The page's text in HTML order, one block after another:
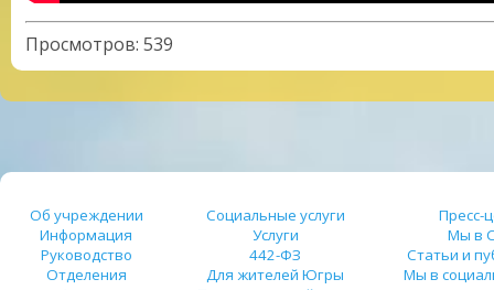
Просмотров: 539
Об учреждении
Информация
Руководство
Отделения
Социальные услуги
Услуги
442-ФЗ
Для жителей Югры
Пресс-
Мы в
Статьи и
Мы в